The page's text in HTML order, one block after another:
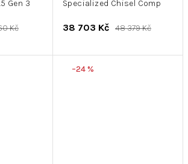
Gen 3
Kč
Specialized Chisel Comp
38 703 Kč 48 379 Kč
–24 %